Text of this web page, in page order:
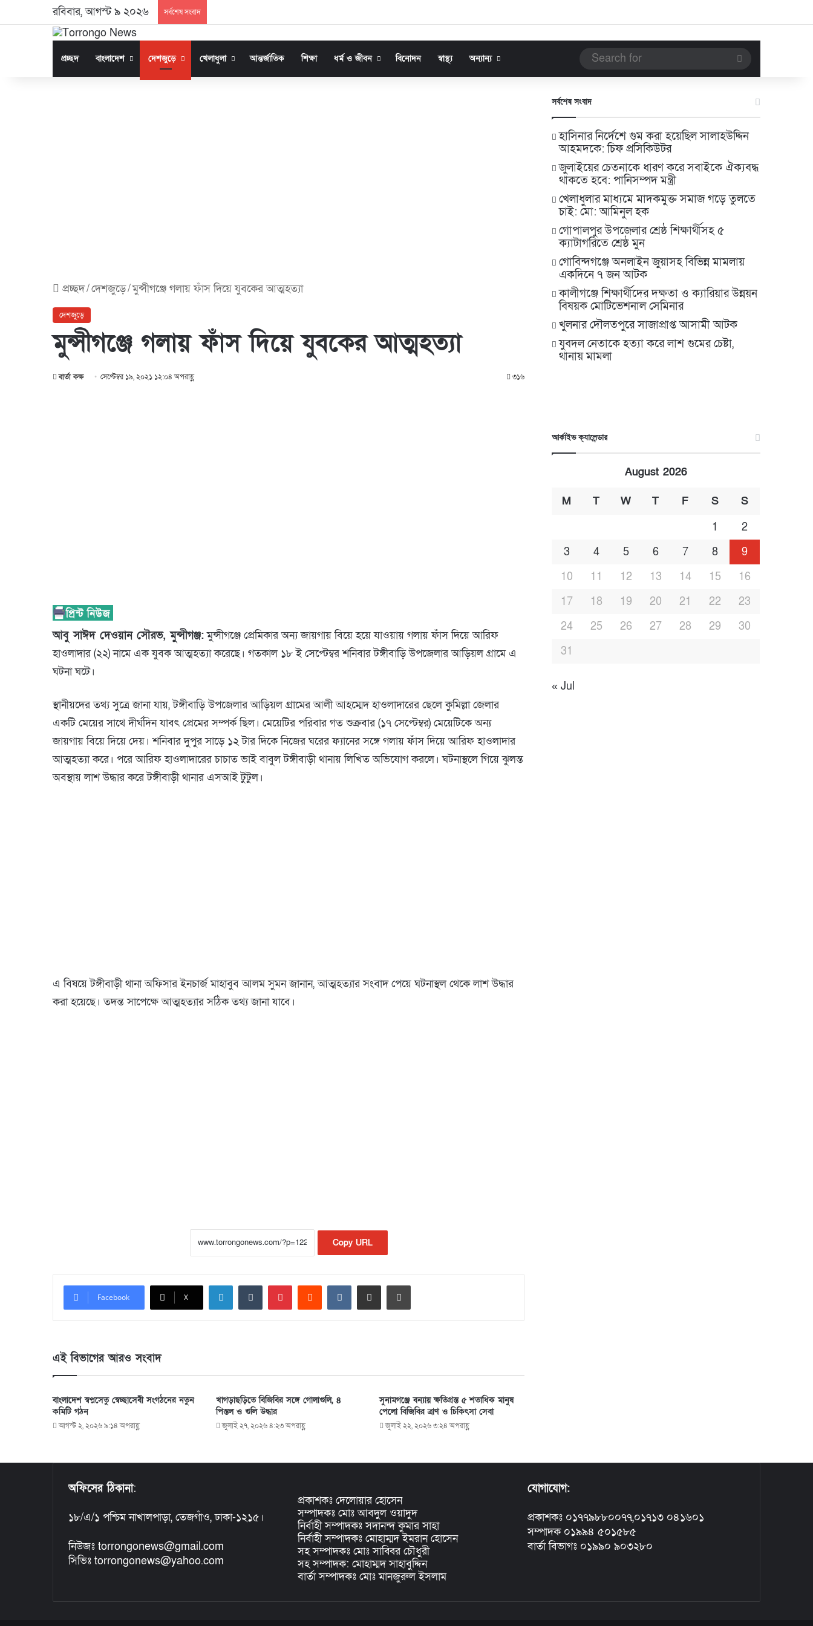
রবিবার, আগস্ট ৯ ২০২৬ সর্বশেষ সংবাদ
প্রচ্ছদ বাংলাদেশ দেশজুড়ে খেলাধুলা আন্তর্জাতিক শিক্ষা ধর্ম ও জীবন বিনোদন স্বাস্থ্য অন্যান্য
for
প্রচ্ছদ/দেশজুড়ে/মুন্সীগঞ্জে গলায় ফাঁস দিয়ে যুবকের আত্মহত্যা
দেশজুড়ে
মুন্সীগঞ্জে গলায় ফাঁস দিয়ে যুবকের আত্মহত্যা
বার্তা কক্ষ সেপ্টেম্বর ১৯, ২০২১ ১২:০৪ অপরাহ্ণ ৩১৬
আবু সাঈদ দেওয়ান সৌরভ, মুন্সীগঞ্জ:মুন্সীগঞ্জে প্রেমিকার অন্য জায়গায় বিয়ে হয়ে যাওয়ায় গলায় ফাঁস দিয়ে আরিফ
হাওলাদার (২২) নামে এক যুবক আত্মহত্যা করেছে। গতকাল ১৮ ই সেপ্টেম্বর শনিবার টঙ্গীবাড়ি উপজেলার আড়িয়ল গ্রামে এ
ঘটনা ঘটে।
স্থানীয়দের তথ্য সুত্রে জানা যায়, টঙ্গীবাড়ি উপজেলার আড়িয়ল গ্রামের আলী আহম্মেদ হাওলাদারের ছেলে কুমিল্লা জেলার
একটি মেয়ের সাথে দীর্ঘদিন যাবৎ প্রেমের সম্পর্ক ছিল। মেয়েটির পরিবার গত শুক্রবার (১৭ সেপ্টেম্বর) মেয়েটিকে অন্য
জায়গায় বিয়ে দিয়ে দেয়। শনিবার দুপুর সাড়ে ১২ টার দিকে নিজের ঘরের ফ্যানের সঙ্গে গলায় ফাঁস দিয়ে আরিফ হাওলাদার
আত্মহত্যা করে। পরে আরিফ হাওলাদারের চাচাত ভাই বাবুল টঙ্গীবাড়ী থানায় লিখিত অভিযোগ করলে। ঘটনাস্থলে গিয়ে ঝুলন্ত
অবস্থায় লাশ উদ্ধার করে টঙ্গীবাড়ী থানার এসআই টুটুল।
এ বিষয়ে টঙ্গীবাড়ী থানা অফিসার ইনচার্জ মাহাবুব আলম সুমন জানান, আত্মহত্যার সংবাদ পেয়ে ঘটনাস্থল থেকে লাশ উদ্ধার
করা হয়েছে। তদন্ত সাপেক্ষে আত্মহত্যার সঠিক তথ্য জানা যাবে।
Copy URL
Facebook X
LinkedIn VKontakte
এই বিভাগের আরও সংবাদ
বাংলাদেশ স্বপ্নসেতু স্বেচ্ছাসেবী সংগঠনের নতুন
কমিটি গঠন
আগস্ট ২, ২০২৬ ৯:১৪ অপরাহ্ণ
খাগড়াছড়িতে বিজিবির সঙ্গে গোলাগুলি, ৪
পিস্তল ও গুলি উদ্ধার
জুলাই ২৭, ২০২৬ ৪:২৩ অপরাহ্ণ
সুনামগঞ্জে বন্যায় ক্ষতিগ্রস্ত ৫ শতাধিক মানুষ
পেলো বিজিবির ত্রাণ ও চিকিৎসা সেবা
জুলাই ২২, ২০২৬ ৩:২৪ অপরাহ্ণ
সর্বশেষ সংবাদ
হাসিনার নির্দেশে গুম করা হয়েছিল সালাহউদ্দিন
আহমদকে: চিফ প্রসিকিউটর
জুলাইয়ের চেতনাকে ধারণ করে সবাইকে ঐক্যবদ্ধ
থাকতে হবে: পানিসম্পদ মন্ত্রী
খেলাধুলার মাধ্যমে মাদকমুক্ত সমাজ গড়ে তুলতে
চাই: মো: আমিনুল হক
গোপালপুর উপজেলার শ্রেষ্ঠ শিক্ষার্থীসহ ৫
ক্যাটাগরিতে শ্রেষ্ঠ মুন
গোবিন্দগঞ্জে অনলাইন জুয়াসহ বিভিন্ন মামলায়
একদিনে ৭ জন আটক
কালীগঞ্জে শিক্ষার্থীদের দক্ষতা ও ক্যারিয়ার উন্নয়ন
বিষয়ক মোটিভেশনাল সেমিনার
খুলনার দৌলতপুরে সাজাপ্রাপ্ত আসামী আটক
যুবদল নেতাকে হত্যা করে লাশ গুমের চেষ্টা,
থানায় মামলা
আর্কাইভ ক্যালেন্ডার
August 2026
M T W T F S
S
1
2
3
4 5 6 7 8
9
10
11 12 13 14 15
16
17
18 19 20 21 22
23
24
25 26 27 28 29
30
31
« Jul
অফিসের ঠিকানা:
১৮/এ/১ পশ্চিম নাখালপাড়া, তেজগাঁও, ঢাকা-১২১৫।
নিউজঃ torrongonews@gmail.com
সিভিঃ torrongonews@yahoo.com
প্রকাশকঃ দেলোয়ার হোসেন
সম্পাদকঃ মোঃ আবদুল ওয়াদুদ
নির্বাহী সম্পাদকঃ সদানন্দ কুমার সাহা
নির্বাহী সম্পাদকঃ মোহাম্মদ ইমরান হোসেন
সহ সম্পাদকঃ মোঃ সাব্বির চৌধুরী
সহ সম্পাদক: মোহাম্মদ সাহাবুদ্দিন
বার্তা সম্পাদকঃ মোঃ মানজুরুল ইসলাম
যোগাযোগ:
প্রকাশকঃ ০১৭৭৯৮৮০০৭৭,০১৭১৩ ০৪১৬০১
সম্পাদক ০১৯৯৪ ৫০১৫৮৫
বার্তা বিভাগঃ ০১৯৯০ ৯০৩২৮০